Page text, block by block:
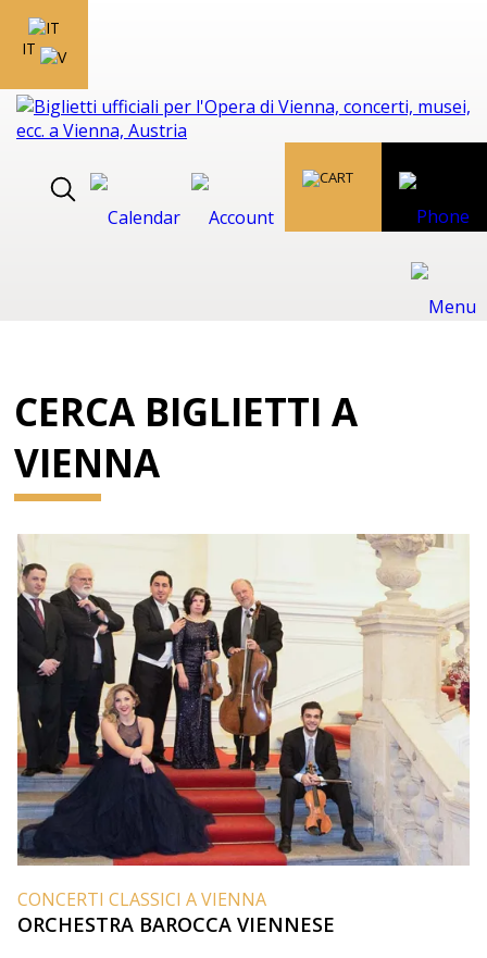
IT
CERCA BIGLIETTI A
VIENNA
CONCERTI CLASSICI A VIENNA
ORCHESTRA BAROCCA VIENNESE